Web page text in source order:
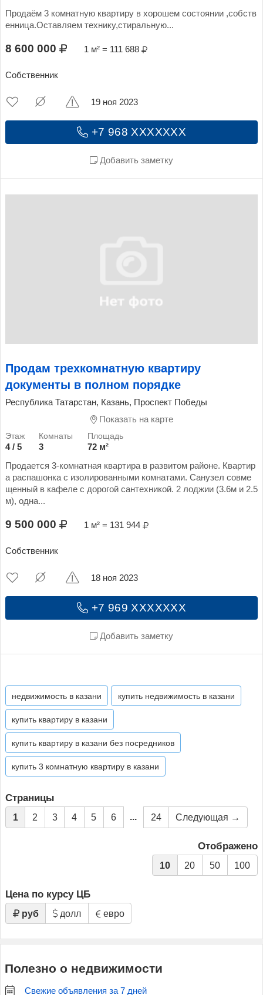
Продаём 3 комнатную квартиру в хорошем состоянии ,собств
енница.Оставляем технику,стиральную...
8 600 000 1 м² = 111 688
Собственник
+7 968 XXXXXXX
Добавить заметку
19 ноя 2023
Продам трехкомнатную квартиру
документы в полном порядке
Республика Татарстан, Казань, Проспект Победы
Показать на карте
4 / 5 3
72 м²
Продается 3-комнатная квартира в развитом районе. Квартир
а распашонка с изолированными комнатами. Санузел совме
щенный в кафеле с дорогой сантехникой. 2 лоджии (3.6м и 2.5
м), одна...
9 500 000 1 м² = 131 944
Собственник
+7 969 XXXXXXX
Добавить заметку
18 ноя 2023
недвижимость в казани купить недвижимость в казани
купить квартиру в казани
купить квартиру в казани без посредников
купить 3 комнатную квартиру в казани
Страницы
1 2 3 4 5 6 ... 24 Следующая →
Отображено
10 20 50 100
Цена по курсу ЦБ
руб долл евро
Полезно о недвижимости
Свежие объявления за 7 дней